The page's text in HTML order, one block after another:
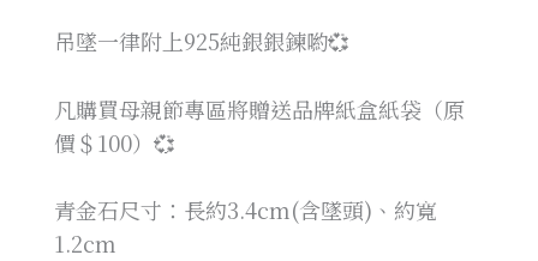
吊墜一律附上925純銀銀鍊喲💞
凡購買母親節專區將贈送品牌紙盒紙袋（原
價＄100）💞
青金石尺寸：長約3.4cm(含墜頭)、約寬
1.2cm